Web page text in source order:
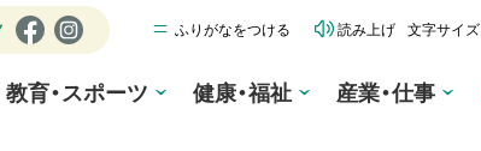
Fa
bo
ok
Ins
ra
ふりがなをつける 読み上げ 文字サイズ
教育・スポーツ 健康・福祉 産業・仕事